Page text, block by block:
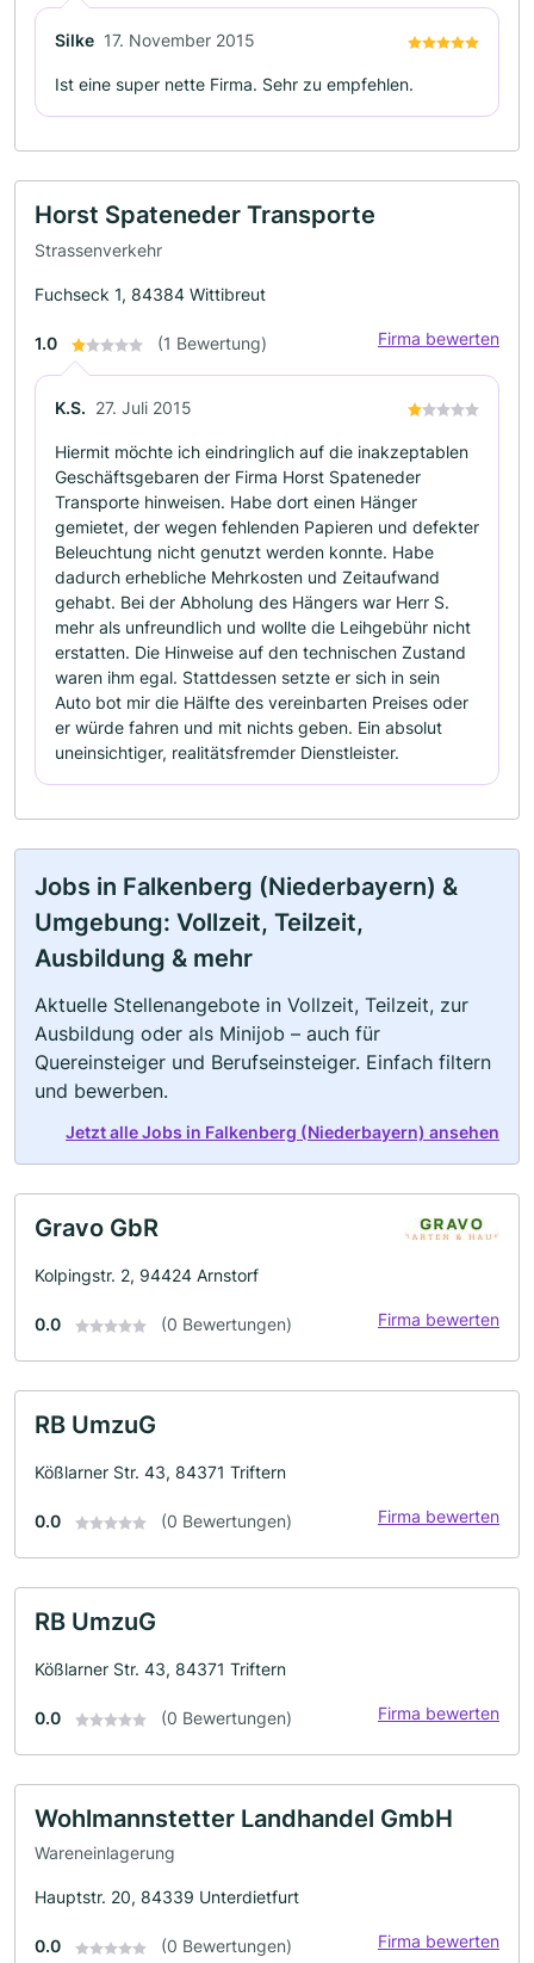
Silke 17. November 2015
Ist eine super nette Firma. Sehr zu empfehlen.
Horst Spateneder Transporte
Strassenverkehr
Fuchseck 1, 84384 Wittibreut
1.0 (1 Bewertung) Firma bewerten
K.S. 27. Juli 2015
Hiermit möchte ich eindringlich auf die inakzeptablen
Geschäftsgebaren der Firma Horst Spateneder
Transporte hinweisen. Habe dort einen Hänger
gemietet, der wegen fehlenden Papieren und defekter
Beleuchtung nicht genutzt werden konnte. Habe
dadurch erhebliche Mehrkosten und Zeitaufwand
gehabt. Bei der Abholung des Hängers war Herr S.
mehr als unfreundlich und wollte die Leihgebühr nicht
erstatten. Die Hinweise auf den technischen Zustand
waren ihm egal. Stattdessen setzte er sich in sein
Auto bot mir die Hälfte des vereinbarten Preises oder
er würde fahren und mit nichts geben. Ein absolut
uneinsichtiger, realitätsfremder Dienstleister.
Jobs in Falkenberg (Niederbayern) &
Umgebung: Vollzeit, Teilzeit,
Ausbildung & mehr
Aktuelle Stellenangebote in Vollzeit, Teilzeit, zur
Ausbildung oder als Minijob – auch für
Quereinsteiger und Berufseinsteiger. Einfach filtern
und bewerben.
Jetzt alle Jobs in Falkenberg (Niederbayern) ansehen
Gravo GbR
Kolpingstr. 2, 94424 Arnstorf
0.0 (0 Bewertungen) Firma bewerten
RB UmzuG
Kößlarner Str. 43, 84371 Triftern
0.0 (0 Bewertungen) Firma bewerten
RB UmzuG
Kößlarner Str. 43, 84371 Triftern
0.0 (0 Bewertungen) Firma bewerten
Wohlmannstetter Landhandel GmbH
Wareneinlagerung
Hauptstr. 20, 84339 Unterdietfurt
0.0 (0 Bewertungen) Firma bewerten